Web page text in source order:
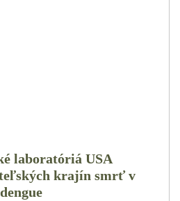
laboratóriá USA
krajín smrť v